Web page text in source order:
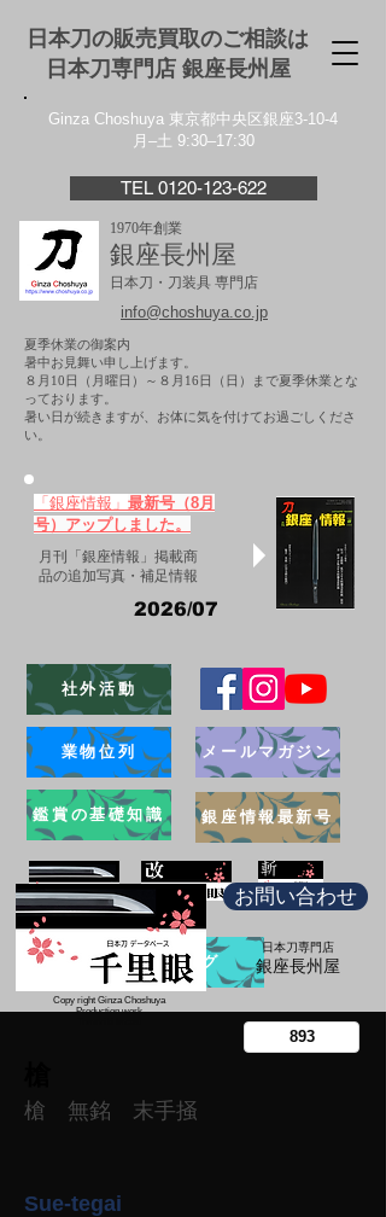
日本刀の販売買取のご相談は
日本刀専門店 銀座⻑州屋
Ginza Choshuya 東京都中央区銀座3-10-4
月–土 9:30–17:30
TEL 0120-123-622
1970年創業
銀座長州屋
日本刀・刀装具 専門店
info@choshuya.co.jp
夏季休業の御案内
暑中お見舞い申し上げます。
８月10日（月曜日）～８月16日（日）まで夏季休業とな
っております。
​暑い日が続きますが、お体に気を付けてお過ごしくださ
い。
「銀座情報」 最新号（8月
号）アップしました。
月刊「銀座情報」掲載商
品の追加写真・補足情報
2026/07
社外活動
業物位列
鑑賞の基礎知識
メールマガジン
銀座情報最新号
ブログ
お問い合わせ
日本刀専門店
​銀座長州屋
Copy right Ginza Choshuya
Production work
槍 無銘 末手掻
Sue-tegai